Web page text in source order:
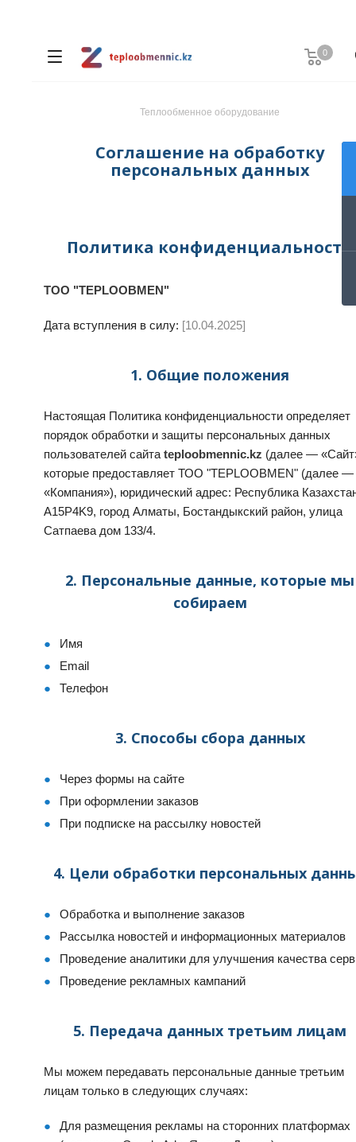
0
Теплообменное оборудование
Соглашение на обработку
персональных данных
Политика конфиденциальности
ТОО "TEPLOOBMEN"
Дата вступления в силу: [10.04.2025]
1. Общие положения
Настоящая Политика конфиденциальности определяет
порядок обработки и защиты персональных данных
пользователей сайта teploobmennic.kz (далее —
которые предоставляет ТОО "TEPLOOBMEN" (далее —
«Компания»), юридический адрес: Республика
A15P4K9, город Алматы, Бостандыкский район, улица
Сатпаева дом 133/4.
2. Персональные данные, которые мы
собираем
Имя
Email
Телефон
3. Способы сбора данных
Через формы на сайте
При оформлении заказов
При подписке на рассылку новостей
4. Цели обработки персональных
Обработка и выполнение заказов
Рассылка новостей и информационных материалов
Проведение аналитики для улучшения качества
Проведение рекламных кампаний
5. Передача данных третьим лицам
Мы можем передавать персональные данные третьим
лицам только в следующих случаях:
Для размещения рекламы на сторонних платформах